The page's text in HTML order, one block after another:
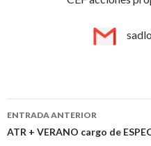
Navegación
de
ENTRADA ANTERIOR
ATR + VERANO cargo de